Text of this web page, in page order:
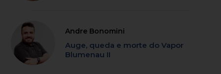
Andre Bonomini
Auge, queda e morte do Vapor
Blumenau II